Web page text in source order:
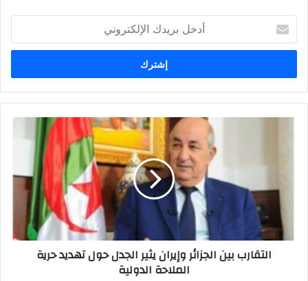
بريدك
الإلكتروني
التقارب بين الجزائر وإيران يثير الجدل حول تهديد حرية
الملاحة الدولية